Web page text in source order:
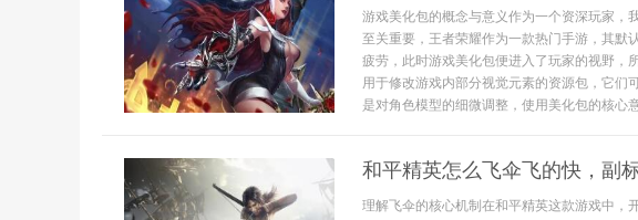
游戏美化包的概念与意义作为一个资深玩家，
至关重要，王者荣耀作为一款热门手游，其默
疲劳，此时游戏美化包便进入了玩家的视野，
用于修改游戏内部分视觉元素的资源包，它们
是对角色模型的细微调整，使用美化包的核心
和平精英怎么飞伞飞的快，副
理解飞伞的核心机制在和平精英这款游戏中，